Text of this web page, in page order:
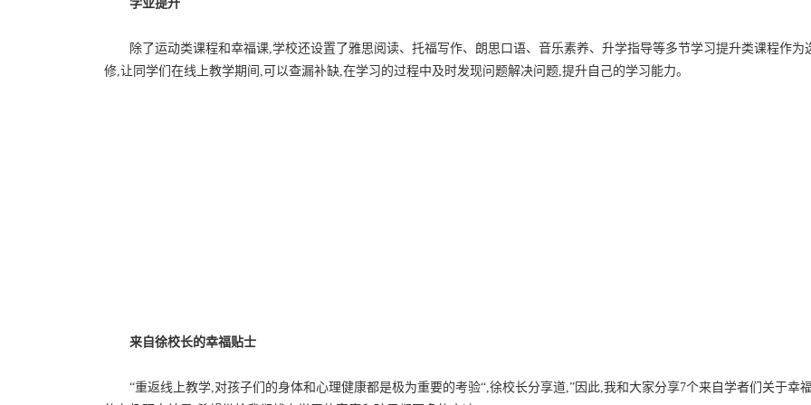
学业提升
除了运动类课程和幸福课,学校还设置了雅思阅读、托福写作、朗思口语、音乐素养、升学指导等多节学习提升类课程作为
修,让同学们在线上教学期间,可以查漏补缺,在学习的过程中及时发现问题解决问题,提升自己的学习能力。
来自徐校长的幸福贴士
“重返线上教学,对孩子们的身体和心理健康都是极为重要的考验“,徐校长分享道,”因此,我和大家分享7个来自学者们关于幸